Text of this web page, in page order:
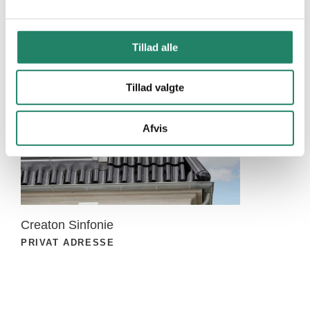
Tillad alle
Tillad valgte
Afvis
Kontakt os
Om V.Meyer
Betingelser
Creaton Sinfonie
PRIVAT ADRESSE